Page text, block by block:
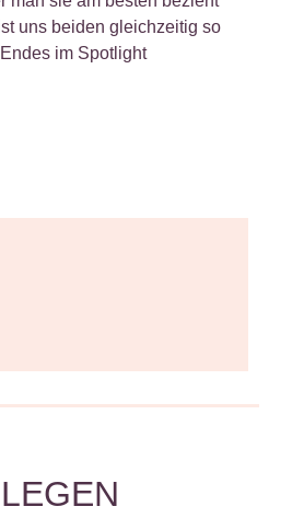
uns beiden gleichzeitig so
im Spotlight